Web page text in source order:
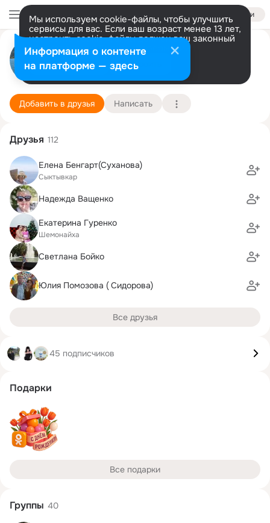
Войти
Мы используем cookie-файлы, чтобы улучшить
сервисы для вас. Если ваш возраст менее 13 лет,
настроить cookie-файлы должен ваш законный
представитель. Больше информации
Разрешить все Настроить
Yelena Busch
Кронах 25 декабря (45 лет)
Подробнее
Добавить в друзья Написать
Друзья 112
Елена Бенгарт(Суханова)
Сыктывкар
Надежда Ващенко
Екатерина Гуренко
Шемонайха
Светлана Бойко
Юлия Помозова ( Сидорова)
Все друзья
45 подписчиков
Подарки
Все подарки
Группы 40
Информация о контенте
на платформе — здесь